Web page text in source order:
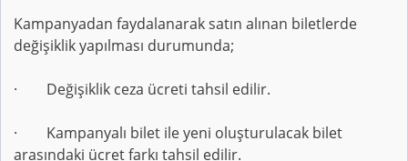
Kampanyadan faydalanarak satın alınan biletlerde
değişiklik yapılması durumunda;
· Değişiklik ceza ücreti tahsil edilir.
· Kampanyalı bilet ile yeni oluşturulacak bilet
arasındaki ücret farkı tahsil edilir.